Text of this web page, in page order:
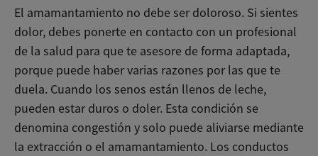
El amamantamiento no debe ser doloroso. Si sientes
dolor, debes ponerte en contacto con un profesional
de la salud para que te asesore de forma adaptada,
porque puede haber varias razones por las que te
duela. Cuando los senos están llenos de leche,
pueden estar duros o doler. Esta condición se
denomina congestión y solo puede aliviarse mediante
la extracción o el amamantamiento. Los conductos